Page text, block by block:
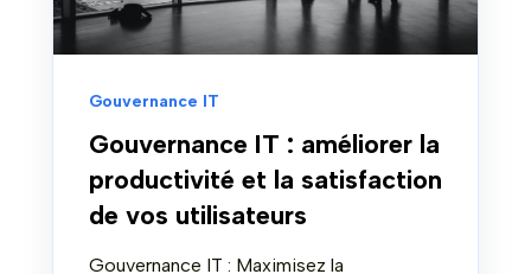
Gouvernance IT
Gouvernance IT : améliorer la
productivité et la satisfaction
de vos utilisateurs
Gouvernance IT : Maximisez la